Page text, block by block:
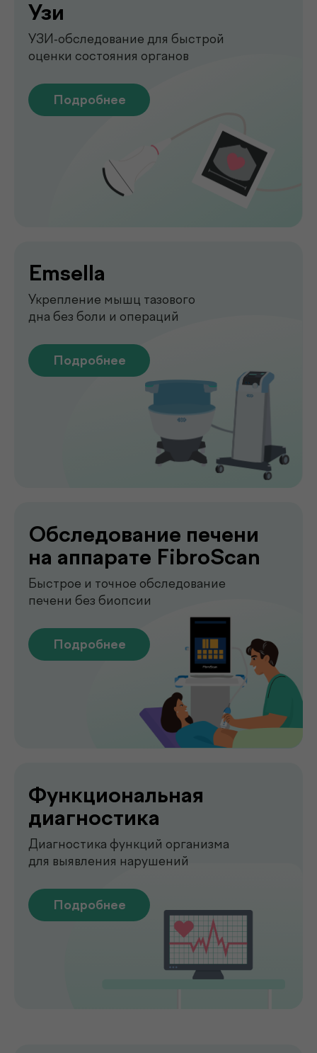
условиях без посещения клиники. Наш
специалист приедет в удобное для вас
время, проведёт все процедуры быстро,
Функциональная
диагностика
Диагностика функций организма
для выявления нарушений
Подробнее
Лаборатория
у вас дома
Подробнее
О клинике
.de factum